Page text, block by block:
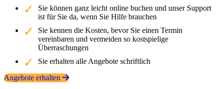
Sie können ganz leicht online buchen und unser Support
ist für Sie da, wenn Sie Hilfe brauchen
Sie kennen die Kosten, bevor Sie einen Termin
vereinbaren und vermeiden so kostspielige
Überraschungen
Sie erhalten alle Angebote schriftlich
Angebote erhalten